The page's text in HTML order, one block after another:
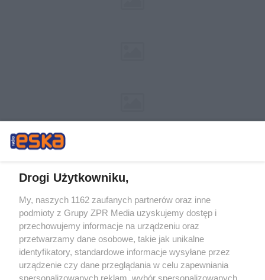
Żaden utwór zamieszczony w serwisie nie może być powielany i
rozpowszechniany lub dalej rozpowszechniany w jakikolwiek sposób (w
tym także elektroniczny lub mechaniczny) na jakimkolwiek polu
eksploatacji w jakiejkolwiek formie, włącznie z umieszczaniem w Internecie
bez pisemnej zgody właściciela praw. Jakiekolwiek użycie lub
wykorzystanie utworów w całości lub w części z naruszeniem prawa, tzn.
bez właściwej zgody, jest zabronione pod groźbą kary i może być ścigane
prawnie.
Drogi Użytkowniku,
My, naszych 1162 zaufanych partnerów oraz inne
podmioty z Grupy ZPR Media uzyskujemy dostęp i
przechowujemy informacje na urządzeniu oraz
przetwarzamy dane osobowe, takie jak unikalne
identyfikatory, standardowe informacje wysyłane przez
urządzenie czy dane przeglądania w celu zapewniania
spersonalizowanych reklam, wybór spersonalizowanych